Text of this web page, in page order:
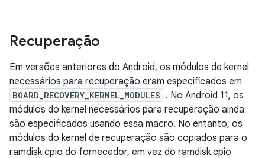
Recuperação
Em versões anteriores do Android, os módulos de kernel
necessários para recuperação eram especificados em
BOARD_RECOVERY_KERNEL_MODULES . No Android 11, os
módulos do kernel necessários para recuperação ainda
são especificados usando essa macro. No entanto, os
módulos do kernel de recuperação são copiados para o
ramdisk cpio do fornecedor, em vez do ramdisk cpio